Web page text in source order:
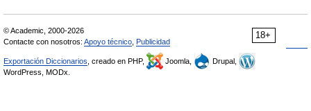
18+
© Academic, 2000-2026
Contacte con nosotros: Apoyo técnico Publicidad
Exportación Diccionarios , creado en PHP, Joomla,
Drupal,
WordPress, MODx.